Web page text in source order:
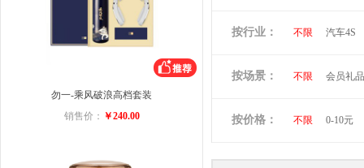
勿一-乘风破浪高档套装
销售价： ￥240.00 小黄人 图拉斯
按行业： 不限 汽车4S
按场景： 不限 会员礼品
按价格： 不限 0-10元